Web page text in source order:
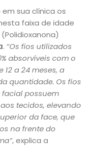
sua clínica os
faixa de idade
(Polidioxanona)
. “Os fios utilizados
absorvíveis com o
a 24 meses, a
quantidade. Os fios
possuem
tecidos, elevando
da face, que
na frente do
, explica a